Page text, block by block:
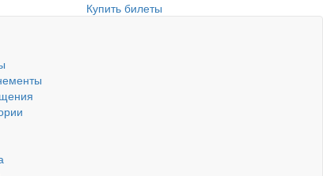
Купить билеты